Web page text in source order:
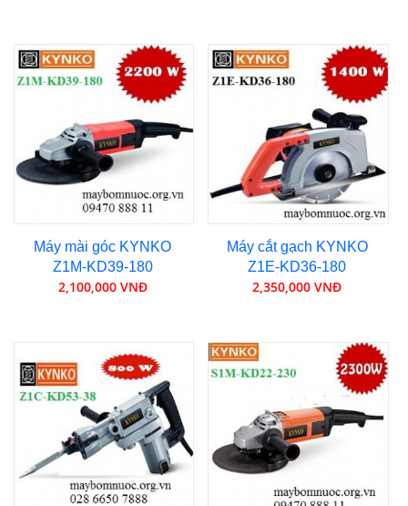
Máy mài góc KYNKO
Z1M-KD39-180
2,100,000 VNĐ
Máy cắt gạch KYNKO
Z1E-KD36-180
2,350,000 VNĐ